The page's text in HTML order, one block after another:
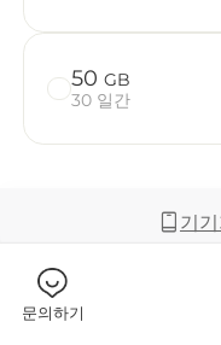
목적
데이
50 GB
30 일간
기
커버리지 및 네트워크
문의하기